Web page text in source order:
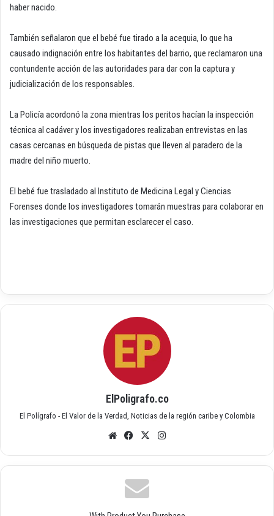
haber nacido.
También señalaron que el bebé fue tirado a la acequia, lo que ha
causado indignación entre los habitantes del barrio, que reclamaron una
contundente acción de las autoridades para dar con la captura y
judicialización de los responsables.
La Policía acordonó la zona mientras los peritos hacían la inspección
técnica al cadáver y los investigadores realizaban entrevistas en las
casas cercanas en búsqueda de pistas que lleven al paradero de la
madre del niño muerto.
El bebé fue trasladado al Instituto de Medicina Legal y Ciencias
Forenses donde los investigadores tomarán muestras para colaborar en
las investigaciones que permitan esclarecer el caso.
ElPoligrafo.co
El Polígrafo - El Valor de la Verdad, Noticias de la región caribe y Colombia
Siti
we
b
Fac
ok
X
am